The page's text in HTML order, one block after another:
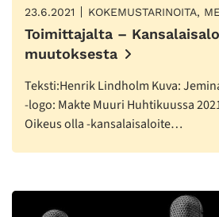
23.6.2021 KOKEMUSTARINOITA,
Toimittajalta –
muutoksesta
Teksti:Henrik Lindholm Kuva:
-logo: Makte Muuri Huhtikuussa
Oikeus olla -kansalaisaloite…